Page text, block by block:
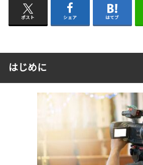
ポスト シェア はてブ
はじめに